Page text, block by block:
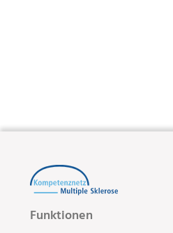
Funktionen